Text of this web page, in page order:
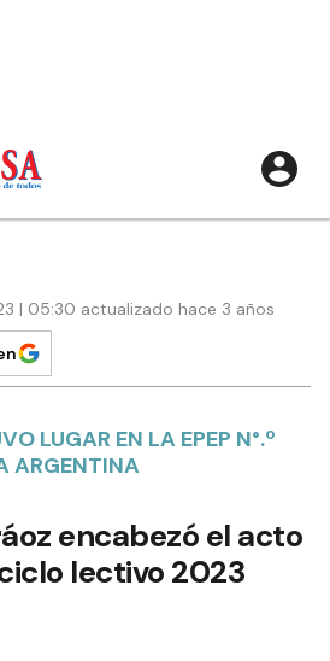
| 05:30 actualizado hace 3 años
LUGAR EN LA EPEP N°.º
ARGENTINA
encabezó el acto
lectivo 2023